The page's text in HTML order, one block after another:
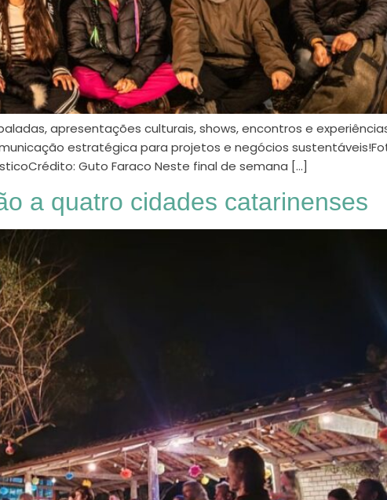
apresentações culturais, shows, encontros e
estratégica para projetos e negócios
Guto Faraco Neste final de semana […]
a quatro cidades catarinenses